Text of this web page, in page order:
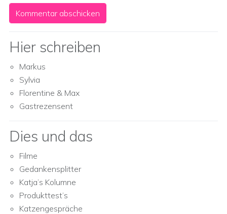
Hier schreiben
Markus
Sylvia
Florentine & Max
Gastrezensent
Dies und das
Filme
Gedankensplitter
Katja’s Kolumne
Produkttest’s
Katzengespräche